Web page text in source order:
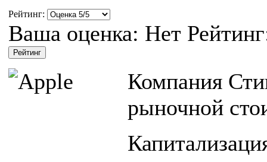
Рейтинг:
Ваша оценка: Нет
Компания
рыночной